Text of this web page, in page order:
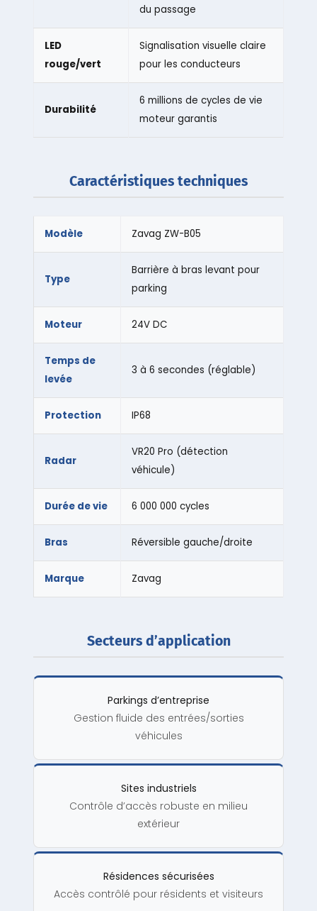
du passage
LED
rouge/vert
Signalisation visuelle claire
pour les conducteurs
Durabilité
6 millions de cycles de vie
moteur garantis
Caractéristiques techniques
Modèle Zavag ZW-B05
Type
Barrière à bras levant pour
parking
Moteur 24V DC
Temps de
levée
3 à 6 secondes (réglable)
Protection IP68
Radar
VR20 Pro (détection
véhicule)
Durée de vie 6 000 000 cycles
Bras Réversible gauche/droite
Marque Zavag
Secteurs d’application
Parkings d’entreprise
Gestion fluide des entrées/sorties
véhicules
Sites industriels
Contrôle d’accès robuste en milieu
extérieur
Résidences sécurisées
Accès contrôlé pour résidents et visiteurs